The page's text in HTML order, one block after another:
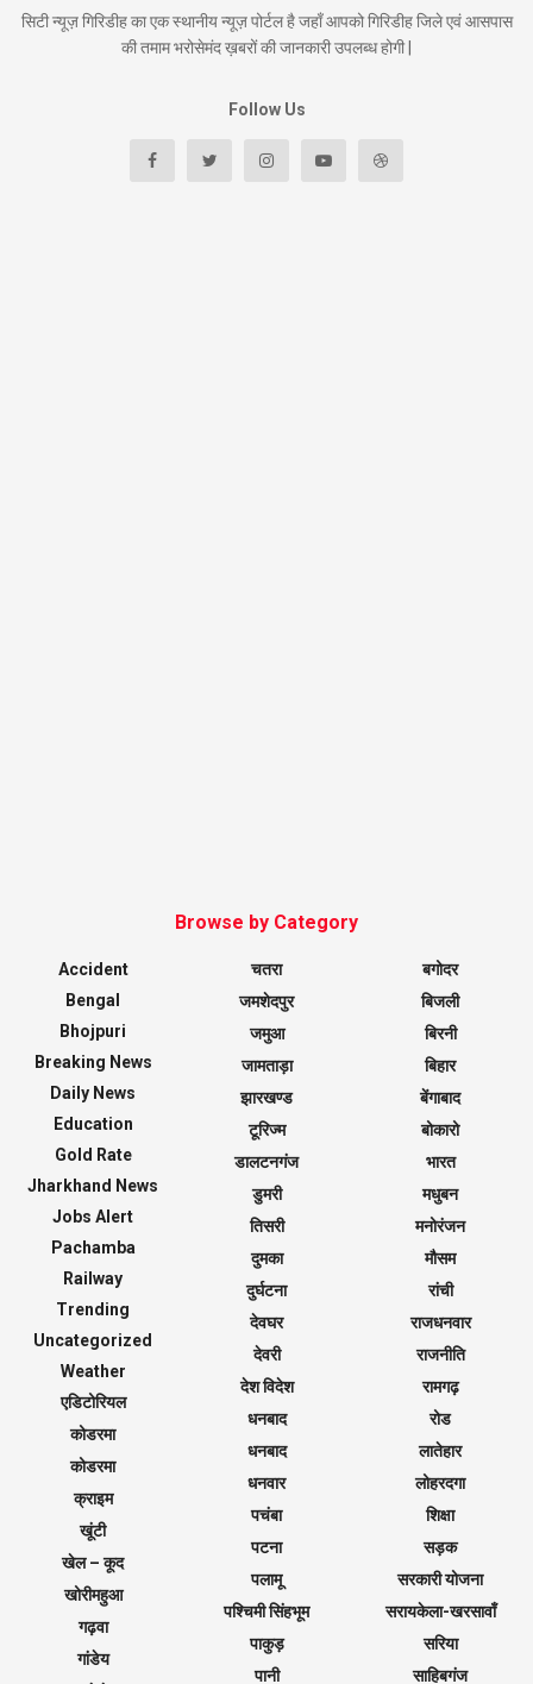
सिटी न्यूज़ गिरिडीह का एक स्थानीय न्यूज़ पोर्टल है जहाँ आपको गिरिडीह जिले एवं आसपास
की तमाम भरोसेमंद ख़बरों की जानकारी उपलब्ध होगी |
Follow Us
Browse by Category
Accident
Bengal
Bhojpuri
Breaking News
Daily News
Education
Gold Rate
Jharkhand News
Jobs Alert
Pachamba
Railway
Trending
Uncategorized
Weather
एडिटोरियल
कोडरमा
कोडरमा
क्राइम
खूंटी
खेल – कूद
खोरीमहुआ
गढ़वा
गांडेय
चतरा
जमशेदपुर
जमुआ
जामताड़ा
झारखण्ड
टूरिज्म
डालटनगंज
डुमरी
तिसरी
दुमका
दुर्घटना
देवघर
देवरी
देश विदेश
धनबाद
धनबाद
धनवार
पचंबा
पटना
पलामू
पश्चिमी सिंहभूम
पाकुड़
पानी
बगोदर
बिजली
बिरनी
बिहार
बेंगाबाद
बोकारो
भारत
मधुबन
मनोरंजन
मौसम
रांची
राजधनवार
राजनीति
रामगढ़
रोड
लातेहार
लोहरदगा
शिक्षा
सड़क
सरकारी योजना
सरायकेला-खरसावाँ
सरिया
साहिबगंज